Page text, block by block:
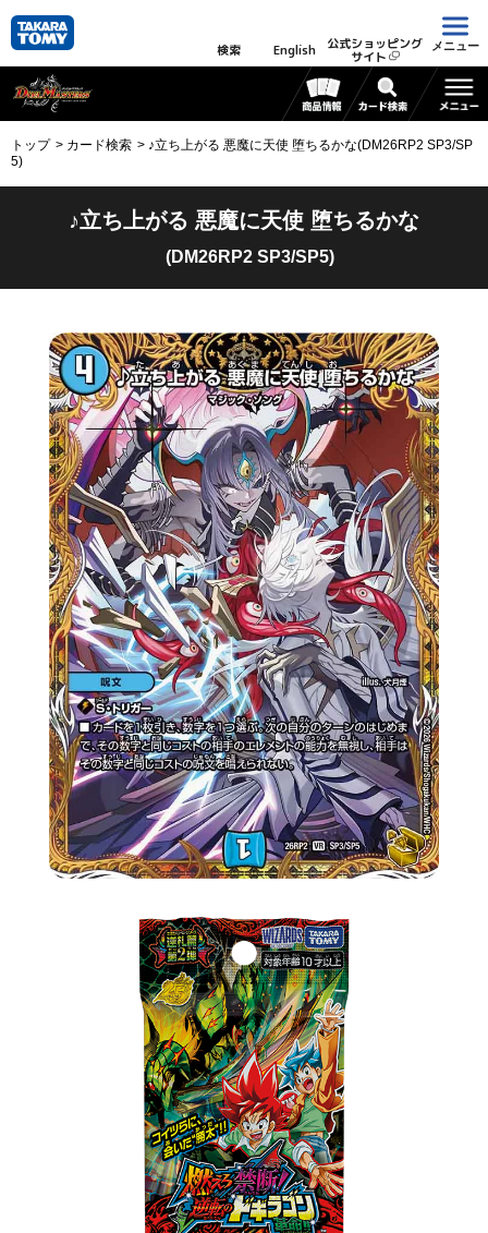
検索 English 公式ショッピング
サイト
メニュー
トップ カード検索
♪立ち上がる 悪魔に天使 堕ちるかな(DM26RP2 SP3/SP
5)
♪立ち上がる 悪魔に天使 堕ちるかな
(DM26RP2 SP3/SP5)